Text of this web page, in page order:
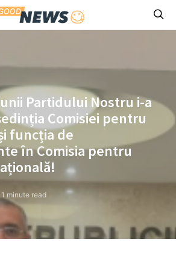
Partidului Nostru i-a
Comisiei pentru
funcția de
în Comisia pentru
1 minute read